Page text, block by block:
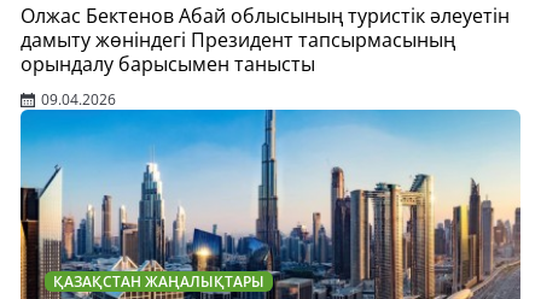
Олжас Бектенов Абай облысының туристік әлеуетін
дамыту жөніндегі Президент тапсырмасының
орындалу барысымен танысты
09.04.2026
ҚАЗАҚСТАН ЖАҢАЛЫҚТАРЫ